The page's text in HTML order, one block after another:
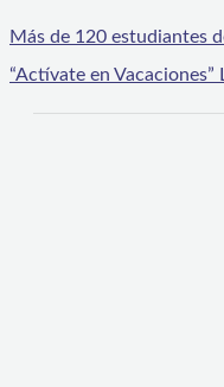
Más de 120 estudiantes
“Actívate en Vacaciones”